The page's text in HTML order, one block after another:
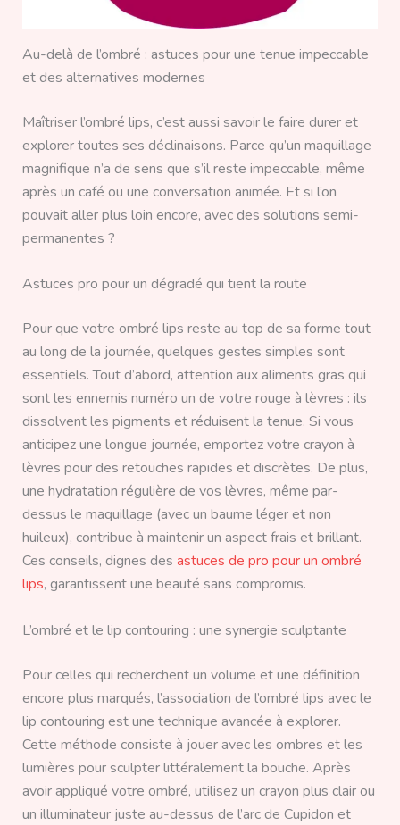
Au-delà de l’ombré : astuces pour une tenue impeccable
et des alternatives modernes
Maîtriser l’ombré lips, c’est aussi savoir le faire durer et
explorer toutes ses déclinaisons. Parce qu’un maquillage
magnifique n’a de sens que s’il reste impeccable, même
après un café ou une conversation animée. Et si l’on
pouvait aller plus loin encore, avec des solutions semi-
permanentes ?
Astuces pro pour un dégradé qui tient la route
Pour que votre ombré lips reste au top de sa forme tout
au long de la journée, quelques gestes simples sont
essentiels. Tout d’abord, attention aux aliments gras qui
sont les ennemis numéro un de votre rouge à lèvres : ils
dissolvent les pigments et réduisent la tenue. Si vous
anticipez une longue journée, emportez votre crayon à
lèvres pour des retouches rapides et discrètes. De plus,
une hydratation régulière de vos lèvres, même par-
dessus le maquillage (avec un baume léger et non
huileux), contribue à maintenir un aspect frais et brillant.
Ces conseils, dignes des astuces de pro pour un ombré
lips, garantissent une beauté sans compromis.
L’ombré et le lip contouring : une synergie sculptante
Pour celles qui recherchent un volume et une définition
encore plus marqués, l’association de l’ombré lips avec le
lip contouring est une technique avancée à explorer.
Cette méthode consiste à jouer avec les ombres et les
lumières pour sculpter littéralement la bouche. Après
avoir appliqué votre ombré, utilisez un crayon plus clair ou
un illuminateur juste au-dessus de l’arc de Cupidon et